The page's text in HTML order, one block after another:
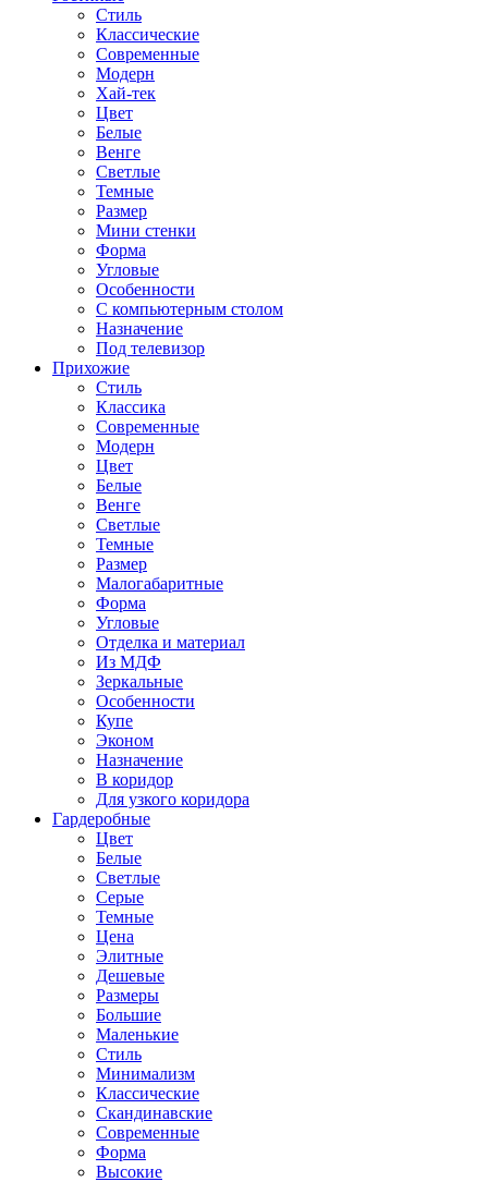
Стиль
Классические
Современные
Модерн
Хай-тек
Цвет
Белые
Венге
Светлые
Темные
Размер
Мини стенки
Форма
Угловые
Особенности
С компьютерным столом
Назначение
Под телевизор
Прихожие
Стиль
Классика
Современные
Модерн
Цвет
Белые
Венге
Светлые
Темные
Размер
Малогабаритные
Форма
Угловые
Отделка и материал
Из МДФ
Зеркальные
Особенности
Купе
Эконом
Назначение
В коридор
Для узкого коридора
Гардеробные
Цвет
Белые
Светлые
Серые
Темные
Цена
Элитные
Дешевые
Размеры
Большие
Маленькие
Стиль
Минимализм
Классические
Скандинавские
Современные
Форма
Высокие